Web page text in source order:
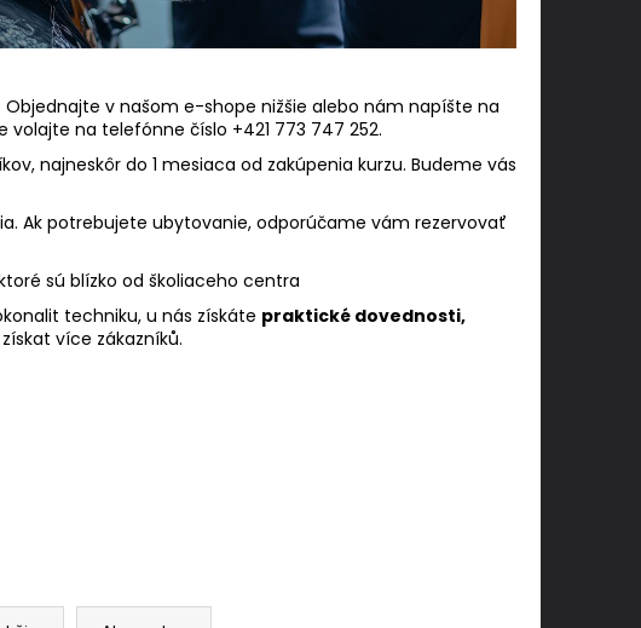
v našom e-shope nižšie alebo nám napíšte na
na telefónne číslo +421 773 747 252.
najneskôr do 1 mesiaca od zakúpenia kurzu. Budeme vás
Ak potrebujete ubytovanie, odporúčame vám rezervovať
sú blízko od školiaceho centra
techniku, u nás získáte praktické dovednosti,
více zákazníků.